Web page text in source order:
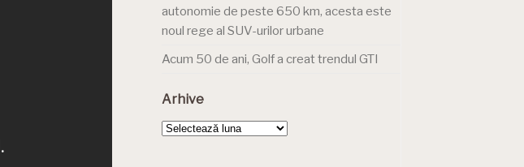
autonomie de peste 650 km, acesta este
noul rege al SUV-urilor urbane
Acum 50 de ani, Golf a creat trendul GTI
Arhive
Arhive